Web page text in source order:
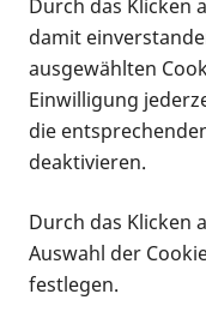
Infomaterial
Durch das Klicken
damit
ausgewählten
Einwilligung
die
deaktivieren.
Durch das Klicken
Auswahl der
festlegen.